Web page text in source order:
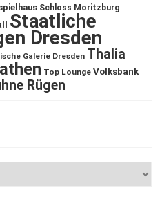
Schloss Moritzburg
Staatliche
Dresden
Galerie Dresden Thalia
Top Lounge Volksbank
Rügen